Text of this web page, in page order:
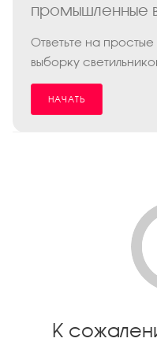
промышленные
Ответьте на
выборку
НАЧАТЬ
К